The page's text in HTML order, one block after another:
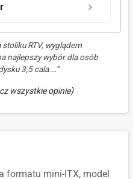
RTV, wyglądem
najlepszy wybór dla osób
3,5 cala.…”
wszystkie opinie)
formatu mini-ITX, model